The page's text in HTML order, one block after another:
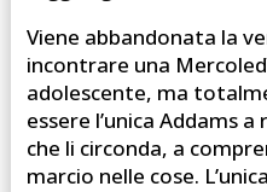
Viene abbandonata la
incontrare una
adolescente, ma
essere l’unica Addams
che li circonda, a
marcio nelle cose.